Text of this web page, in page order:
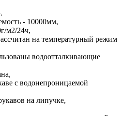
- 10000мм,
м2/24ч,
на температурный режим
водоотталкивающие
с водонепроницаемой
на липучке,